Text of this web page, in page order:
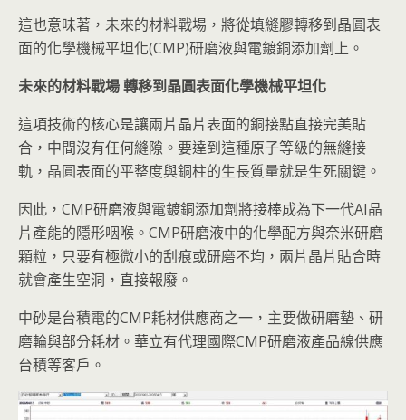
這也意味著，未來的材料戰場，將從填縫膠轉移到晶圓表
面的化學機械平坦化(CMP)研磨液與電鍍銅添加劑上。
未來的材料戰場轉移到晶圓表面化學機械平坦化
這項技術的核心是讓兩片晶片表面的銅接點直接完美貼
合，中間沒有任何縫隙。要達到這種原子等級的無縫接
軌，晶圓表面的平整度與銅柱的生長質量就是生死關鍵。
因此，CMP研磨液與電鍍銅添加劑將接棒成為下一代AI晶
片產能的隱形咽喉。CMP研磨液中的化學配方與奈米研磨
顆粒，只要有極微小的刮痕或研磨不均，兩片晶片貼合時
就會產生空洞，直接報廢。
中砂是台積電的CMP耗材供應商之一，主要做研磨墊、研
磨輪與部分耗材。華立有代理國際CMP研磨液產品線供應
台積等客戶。